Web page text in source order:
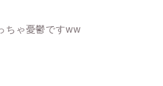
ゃ憂鬱ですww